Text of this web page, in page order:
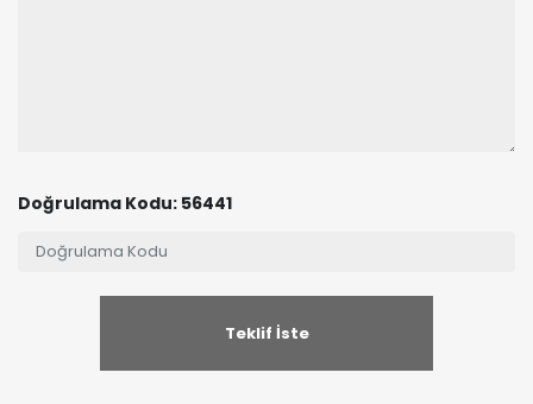
Doğrulama Kodu: 56441